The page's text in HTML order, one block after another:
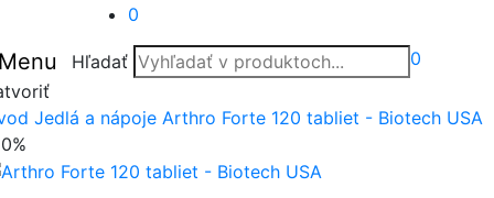
0
Hľadať 0
Jedlá a nápoje Arthro Forte 120 tabliet - Biotech USA